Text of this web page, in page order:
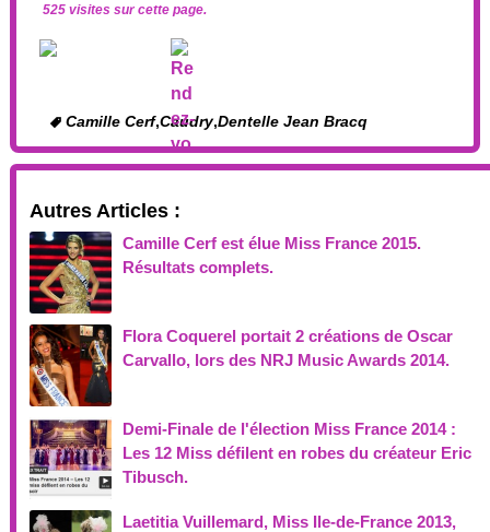
525 visites sur cette page.
Camille Cerf,Caudry,Dentelle Jean Bracq
Autres Articles :
Camille Cerf est élue Miss France 2015.
Résultats complets.
Flora Coquerel portait 2 créations de Oscar
Carvallo, lors des NRJ Music Awards 2014.
Demi-Finale de l'élection Miss France 2014 :
Les 12 Miss défilent en robes du créateur Eric
Tibusch.
Laetitia Vuillemard, Miss Ile-de-France 2013,